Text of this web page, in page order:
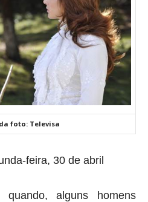
foto: Televisa
feira, 30 de abril
quando, alguns homens